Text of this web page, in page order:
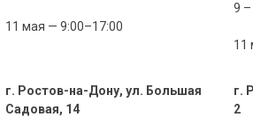
11 мая — 9:00–17:00
9
11
г. Ростов-на-Дону, ул. Большая
Садовая, 14
г.
2